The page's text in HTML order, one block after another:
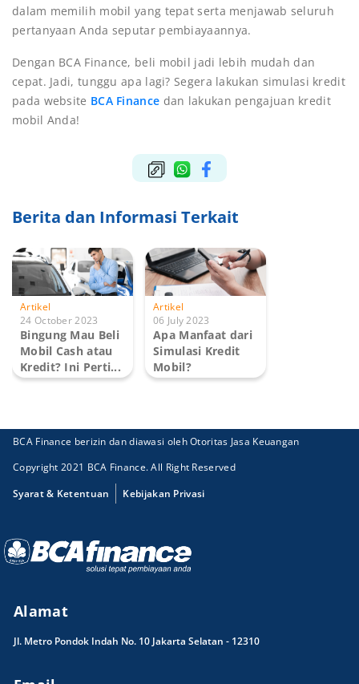
dalam memilih mobil yang tepat serta menjawab seluruh
pertanyaan Anda seputar pembiayaannya.
Dengan BCA Finance, beli mobil jadi lebih mudah dan
cepat. Jadi, tunggu apa lagi? Segera lakukan simulasi kredit
pada website BCA Finance dan lakukan pengajuan kredit
mobil Anda!
Berita dan Informasi Terkait
Artikel
24 October 2023
Bingung Mau Beli
Mobil Cash atau
Kredit? Ini Perti...
Artikel
06 July 2023
Apa Manfaat dari
Simulasi Kredit
Mobil?
BCA Finance berizin dan diawasi oleh Otoritas Jasa Keuangan
Copyright 2021 BCA Finance. All Right Reserved
Syarat & Ketentuan
Kebijakan Privasi
Alamat
Jl. Metro Pondok Indah No. 10 Jakarta Selatan - 12310